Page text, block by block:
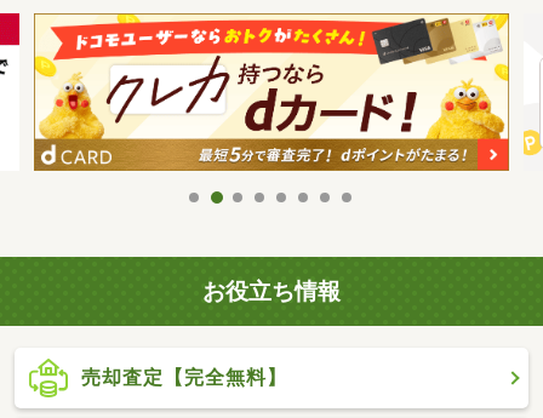
お役立ち情報
売却査定【完全無料】